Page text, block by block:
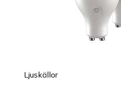
Ljuskällor